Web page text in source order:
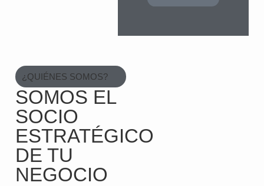
¿QUIÉNES SOMOS?
SOMOS EL
SOCIO
ESTRATÉGICO
DE TU
NEGOCIO